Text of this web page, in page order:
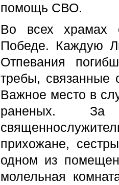
помощь СВО.
Во всех храмах
Победе. Каждую
Отпевания
требы, связанные
Важное место в
раненых. За
прихожане,
одном из
молельная